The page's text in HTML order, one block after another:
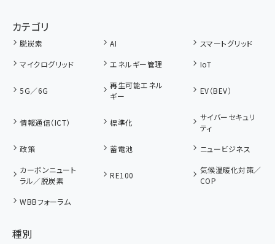
カテゴリ
脱炭素 AI
スマートグリッド
マイクログリッド
エネルギー管理 IoT
5G／6G
再生可能エネル
ギー
EV（BEV）
情報通信（ICT） 標準化
サイバーセキュリ
ティ
政策
蓄電池
ニュービジネス
カーボンニュート
ラル／脱炭素
RE100
気候温暖化対策／
COP
WBBフォーラム
種別